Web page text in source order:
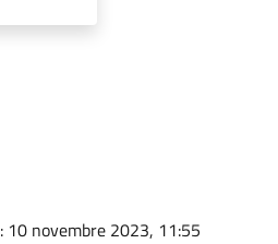
: 10 novembre 2023, 11:55